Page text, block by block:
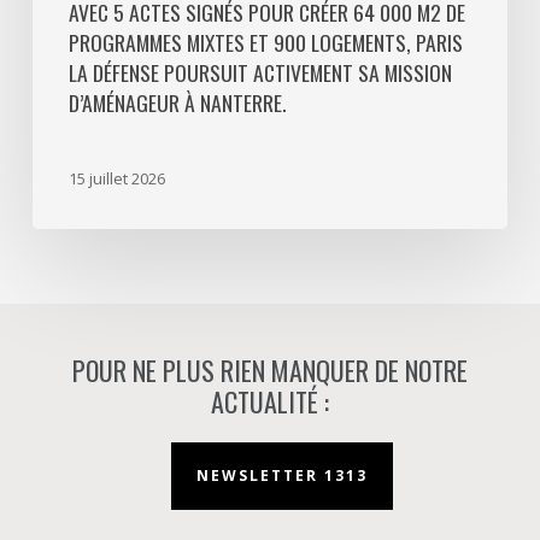
Défense
poursuit
activement
AVEC 5 ACTES SIGNÉS POUR CRÉER 64 000 M2 DE
PROGRAMMES MIXTES ET 900 LOGEMENTS, PARIS
LA DÉFENSE POURSUIT ACTIVEMENT SA MISSION
D’AMÉNAGEUR À NANTERRE.
15 juillet 2026
POUR NE PLUS RIEN MANQUER DE NOTRE
ACTUALITÉ :
NEWSLETTER 1313